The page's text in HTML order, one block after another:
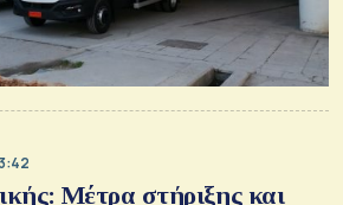
Μέτρα στήριξης και